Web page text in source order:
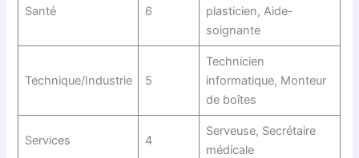
Santé 6
plasticien, Aide-
soignante
Technique/Industrie 5
Technicien
informatique, Monteur
de boîtes
Services 4
Serveuse, Secrétaire
médicale